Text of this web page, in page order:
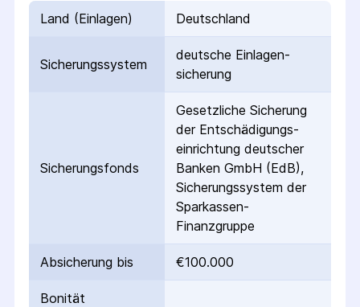
Land (Einlagen) Deutschland
Sicherungs­system
deutsche Einlagen­
sicherung
Sicherungs­fonds
Gesetzliche Sicherung
der Entschädigungs­
einrichtung deutscher
Banken GmbH (EdB),
Sicherungssystem der
Sparkassen-
Finanzgruppe
Absicherung bis €100.000
Bonität